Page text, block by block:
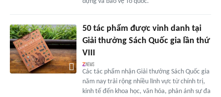
50 tác phẩm được vinh danh tại
Giải thưởng Sách Quốc gia lần thứ
VIII
Các tác phẩm nhận Giải thưởng Sách Quốc gia
năm nay trải rộng nhiều lĩnh vực từ chính trị,
kinh tế đến khoa học, văn hóa, phản ánh sự đa